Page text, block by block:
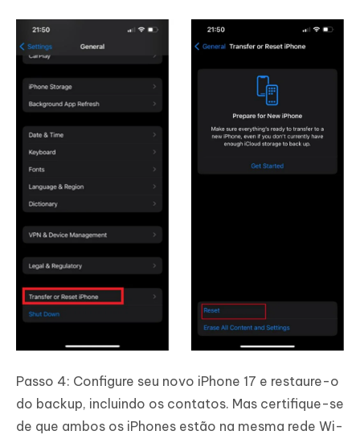
Passo 4: Configure seu novo iPhone 17 e restaure-o
do backup, incluindo os contatos. Mas certifique-se
de que ambos os iPhones estão na mesma rede Wi-